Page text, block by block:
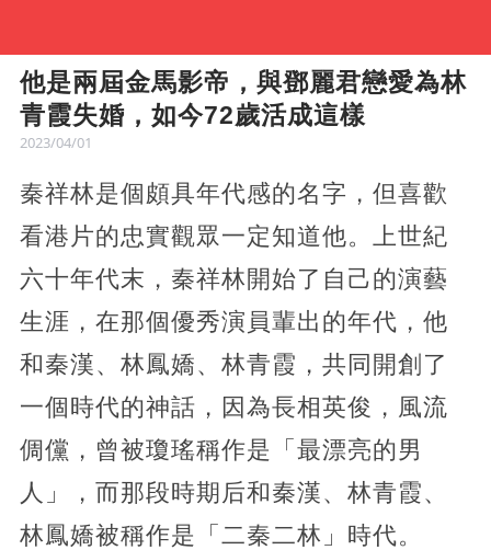
他是兩屆金馬影帝，與鄧麗君戀愛為林
青霞失婚，如今72歲活成這樣
2023/04/01
秦祥林是個頗具年代感的名字，但喜歡
看港片的忠實觀眾一定知道他。上世紀
六十年代末，秦祥林開始了自己的演藝
生涯，在那個優秀演員輩出的年代，他
和秦漢、林鳳嬌、林青霞，共同開創了
一個時代的神話，因為長相英俊，風流
倜儻，曾被瓊瑤稱作是「最漂亮的男
人」，而那段時期后和秦漢、林青霞、
林鳳嬌被稱作是「二秦二林」時代。